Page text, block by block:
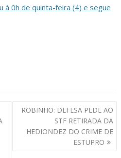
à 0h de quinta-feira (4) e segue
ROBINHO: DEFESA PEDE AO
STF RETIRADA DA
HEDIONDEZ DO CRIME DE
ESTUPRO